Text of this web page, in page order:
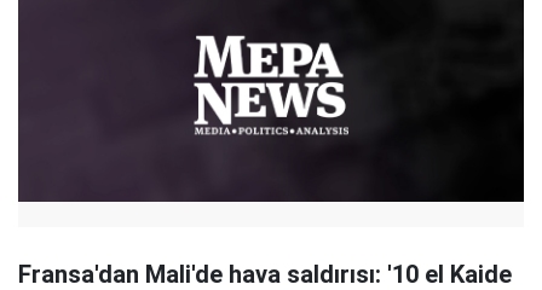
Fransa'dan Mali'de hava saldırısı: '10 el Kaide